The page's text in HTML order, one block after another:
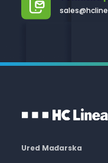
Ured Mađarska